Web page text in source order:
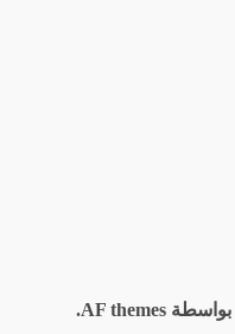
بواسطة AF themes.